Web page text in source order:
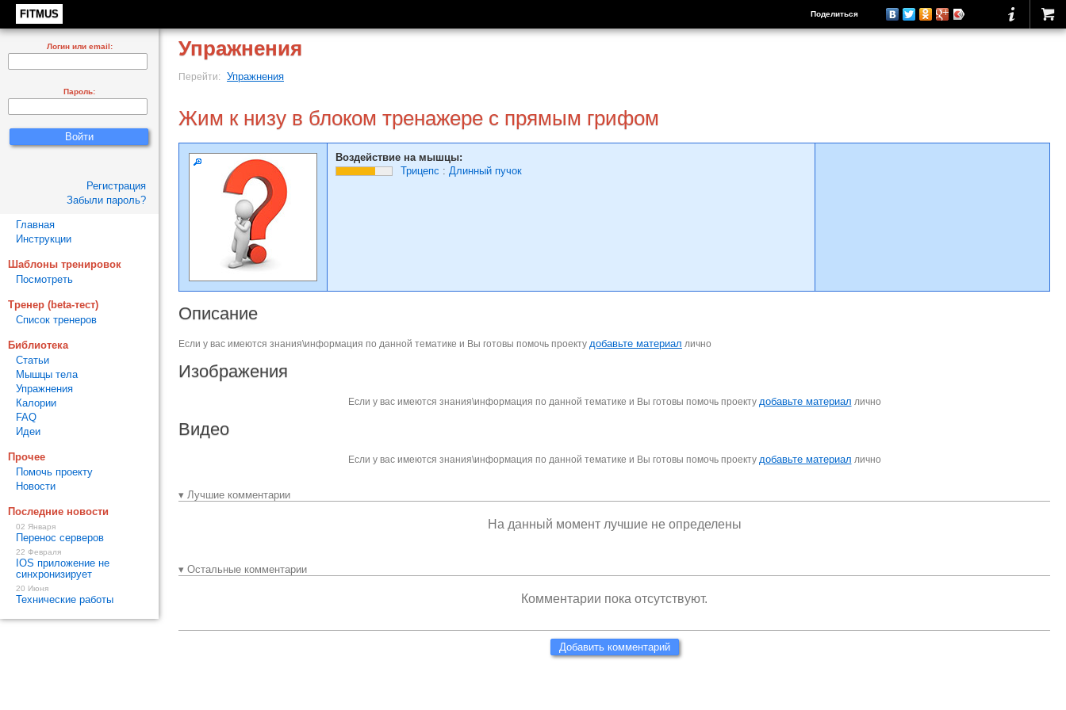
FITMUS Поделиться
Упражнения
Перейти: Упражнения
Жим к низу в блоком тренажере с прямым грифом
Воздействие на мышцы:
Трицепс : Длинный пучок
Описание
Если у вас имеются знания\информация по данной тематике и Вы готовы помочь проекту добавьте материал лично
Изображения
Если у вас имеются знания\информация по данной тематике и Вы готовы помочь проекту добавьте материал лично
Видео
Если у вас имеются знания\информация по данной тематике и Вы готовы помочь проекту добавьте материал лично
▾ Лучшие комментарии
На данный момент лучшие не определены
▾ Остальные комментарии
Комментарии пока отсутствуют.
Добавить комментарий
Логин или email:
Пароль:
Регистрация
Забыли пароль?
Главная
Инструкции
Шаблоны тренировок
Посмотреть
Тренер (beta-тест)
Список тренеров
Библиотека
Статьи
Мышцы тела
Упражнения
Калории
FAQ
Идеи
Прочее
Помочь проекту
Новости
Последние новости
02 Января
Перенос серверов
22 Февраля
IOS приложение не
синхронизирует
20 Июня
Технические работы